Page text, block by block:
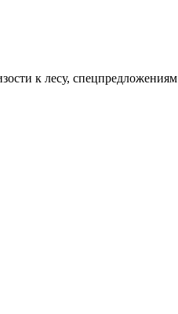
к лесу, спецпредложениям